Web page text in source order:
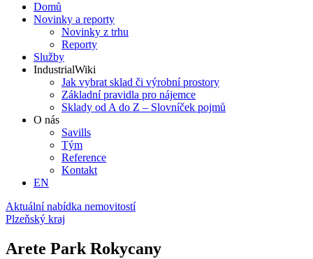
Domů
Novinky a reporty
Novinky z trhu
Reporty
Služby
IndustrialWiki
Jak vybrat sklad či výrobní prostory
Základní pravidla pro nájemce
Sklady od A do Z – Slovníček pojmů
O nás
Savills
Tým
Reference
Kontakt​
EN
Aktuální nabídka nemovitostí
Plzeňský kraj
Arete Park Rokycany